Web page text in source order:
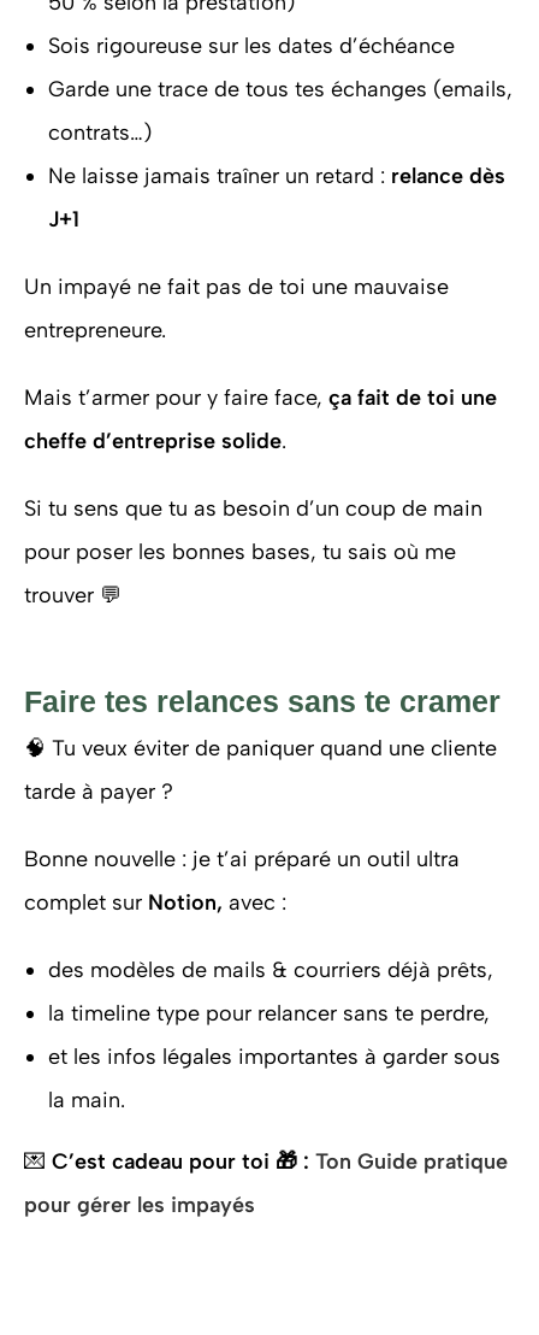
Sois rigoureuse sur les dates d’échéance
Garde une trace de tous tes échanges (emails,
contrats…)
Ne laisse jamais traîner un retard : relance dès
J+1
Un impayé ne fait pas de toi une mauvaise
entrepreneure.
Mais t’armer pour y faire face, ça fait de toi une
cheffe d’entreprise solide.
Si tu sens que tu as besoin d’un coup de main
pour poser les bonnes bases, tu sais où me
trouver 💬
Faire tes relances sans te cramer
🧠 Tu veux éviter de paniquer quand une cliente
tarde à payer ?
Bonne nouvelle : je t’ai préparé un outil ultra
complet sur Notion, avec :
des modèles de mails & courriers déjà prêts,
la timeline type pour relancer sans te perdre,
et les infos légales importantes à garder sous
la main.
💌 C’est cadeau pour toi 🎁 : Ton Guide pratique
pour gérer les impayés